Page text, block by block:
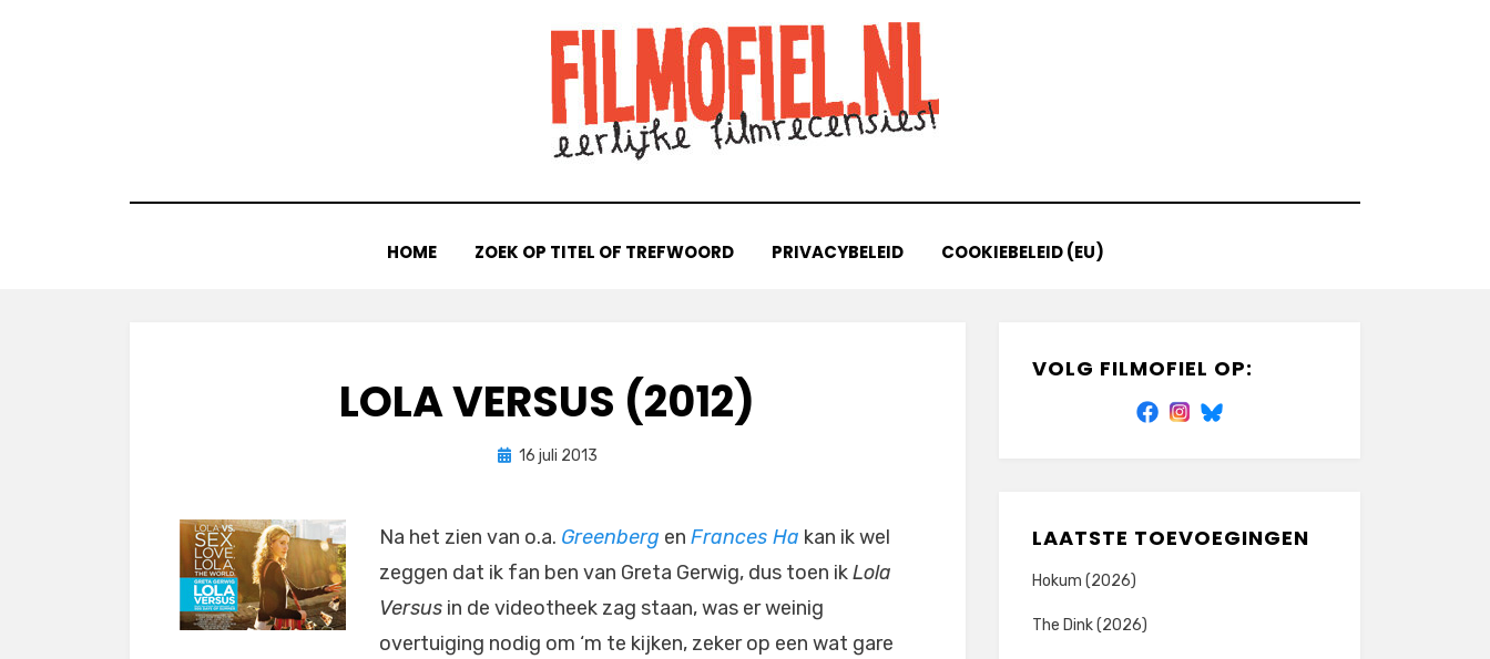
HOME ZOEK OP TITEL OF TREFWOORD PRIVACYBELEID COOKIEBELEID (EU)
LOLA VERSUS (2012)
door Filmofiel.nl
Geplaatst
16 juli 2013
Na het zien van o.a. Greenberg en Frances Ha kan ik wel
zeggen dat ik fan ben van Greta Gerwig, dus toen ikLola
Versus in de videotheek zag staan, was er weinig
overtuiging nodig om ‘m te kijken, zeker op een wat gare
VOLG FILMOFIEL OP:
LAATSTE TOEVOEGINGEN
Hokum (2026)
The Dink (2026)